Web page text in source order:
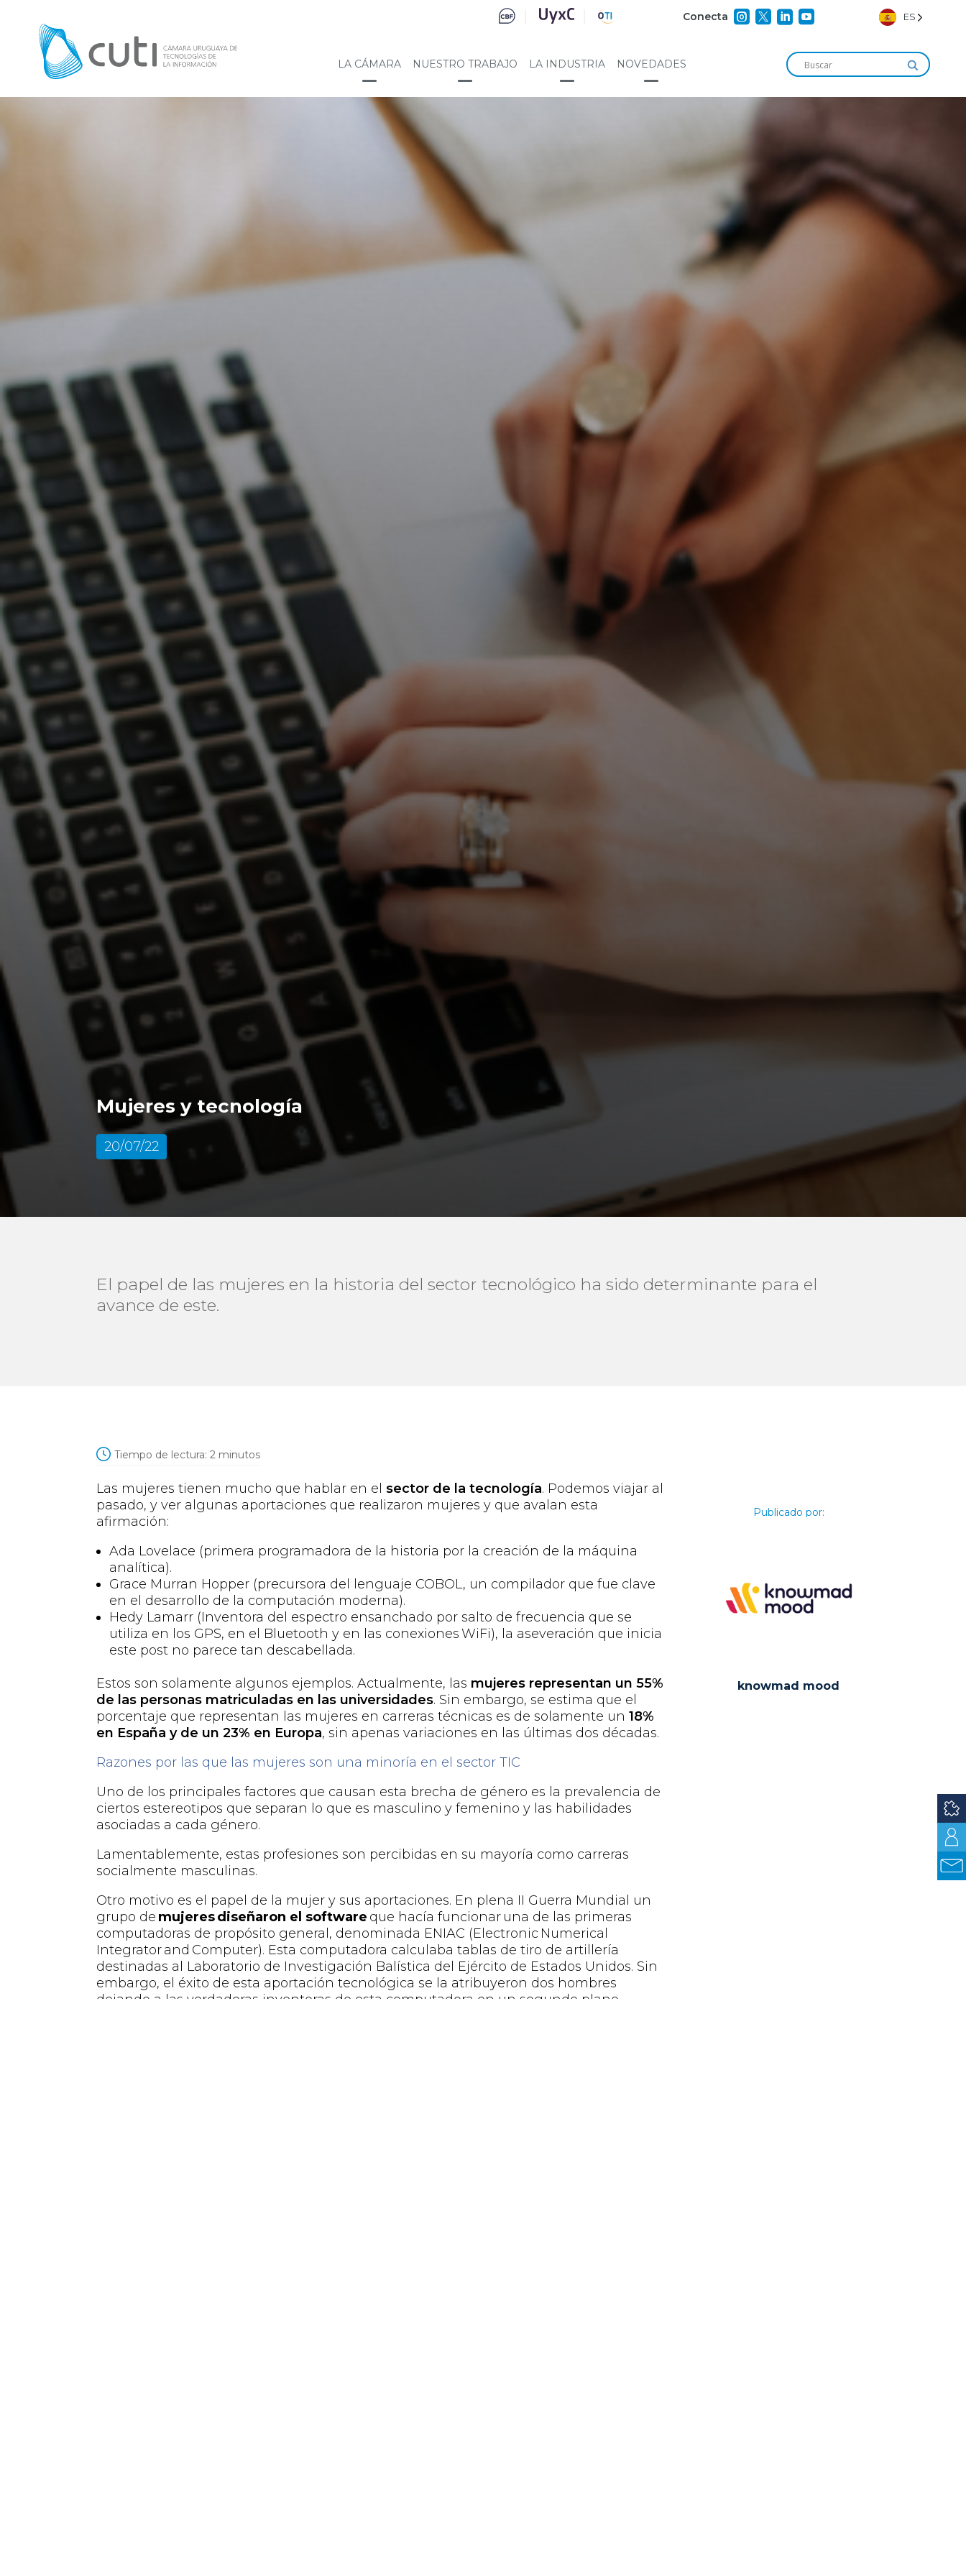
Conecta     ES
LA CÁMARA NUESTRO TRABAJO LA INDUSTRIA NOVEDADES
Mujeres y tecnología
20/07/22
El papel de las mujeres en la historia del sector tecnológico ha sido determinante para el
avance de este.
Tiempo de lectura: 2 minutos
Las mujeres tienen mucho que hablar en elsector de la tecnología. Podemos viajar al
pasado, y ver algunas aportaciones que realizaron mujeres y que avalan esta
afirmación:
Ada Lovelace (primera programadora de la historia por la creación de la máquina
analítica).
Grace Murran Hopper (precursora del lenguaje COBOL, un compilador que fue clave
en el desarrollo de la computación moderna).
Hedy Lamarr (Inventora del espectro ensanchado por salto de frecuencia que se
utiliza en los GPS, en el Bluetooth y en las conexionesWiFi), la aseveración que inicia
este post no parece tan descabellada.
Estos son solamente algunos ejemplos.Actualmente, las mujeres representan un 55%
de las personas matriculadas en las universidades. Sin embargo, se estima que el
porcentaje que representan las mujeres en carreras técnicas es de solamente un18%
en España y de un 23% en Europa, sin apenas variaciones en las últimas dos décadas.
Razones por las que las mujeres son una minoría en el sector TIC
Uno de los principales factores que causan esta brecha de género es la prevalencia de
ciertos estereotipos que separan lo que es masculino y femenino y las habilidades
asociadas a cada género.
Lamentablemente, estas profesiones son percibidas en su mayoría como carreras
socialmente masculinas.
Otro motivo es el papel de la mujer y sus aportaciones. En plena II Guerra Mundial un
grupo de mujeres diseñaron el software que hacía funcionar una de las primeras
computadoras de propósito general, denominada ENIAC (Electronic Numerical
Integratorand Computer). Esta computadora calculaba tablas de tiro de artillería
destinadas al Laboratorio de Investigación Balística del Ejército de Estados Unidos. Sin
embargo, el éxito de esta aportación tecnológica se la atribuyeron dos hombres
dejando a las verdaderas inventoras de esta computadora en un segundo plano.
Publicado por:
knowmad mood